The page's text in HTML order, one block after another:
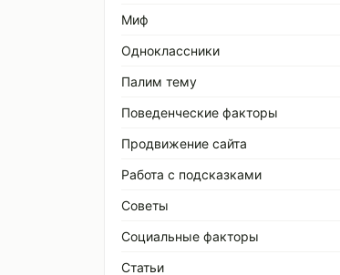
Миф
Одноклассники
Палим тему
Поведенческие факторы
Продвижение сайта
Работа с подсказками
Советы
Социальные факторы
Статьи